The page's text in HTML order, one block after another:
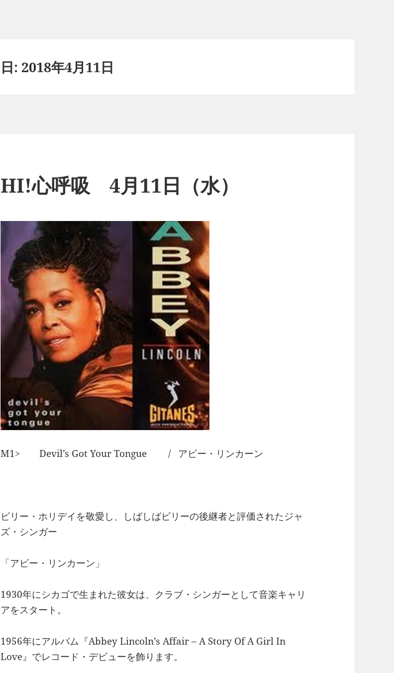
日: 2018年4月11日
HI!心呼吸 4月11日（水）
M1> Devil’s Got Your Tongue / アビー・リンカーン
ビリー・ホリデイを敬愛し、しばしばビリーの後継者と評価されたジャ
ズ・シンガー
「アビー・リンカーン」
1930年にシカゴで生まれた彼女は、クラブ・シンガーとして音楽キャリ
アをスタート。
1956年にアルバム『Abbey Lincoln’s Affair – A Story Of A Girl In
Love』でレコード・デビューを飾ります。